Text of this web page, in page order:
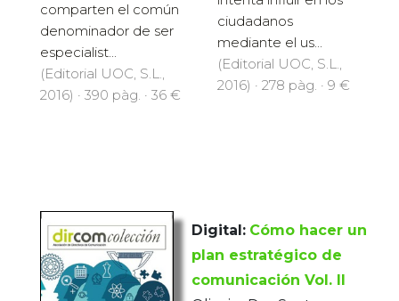
comparten el común
denominador de ser
especialist...
(Editorial UOC, S.L.,
2016) · 390 pàg. · 36 €
ciudadanos
mediante el us...
(Editorial UOC, S.L.,
2016) · 278 pàg. · 9 €
Digital: Cómo hacer un
plan estratégico de
comunicación Vol. II